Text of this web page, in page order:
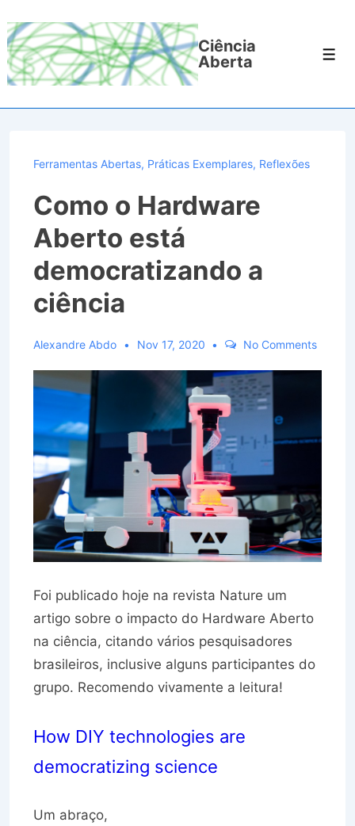
para
Ciência
Aberta
Ferramentas Abertas, Práticas Exemplares, Reflexões
Como o Hardware
Aberto está
democratizando a
ciência
Alexandre Abdo Nov 17, 2020 No Comments
Foi publicado hoje na revista Nature um
artigo sobre o impacto do Hardware Aberto
na ciência, citando vários pesquisadores
brasileiros, inclusive alguns participantes do
grupo. Recomendo vivamente a leitura!
How DIY technologies are
democratizing science
Um abraço,